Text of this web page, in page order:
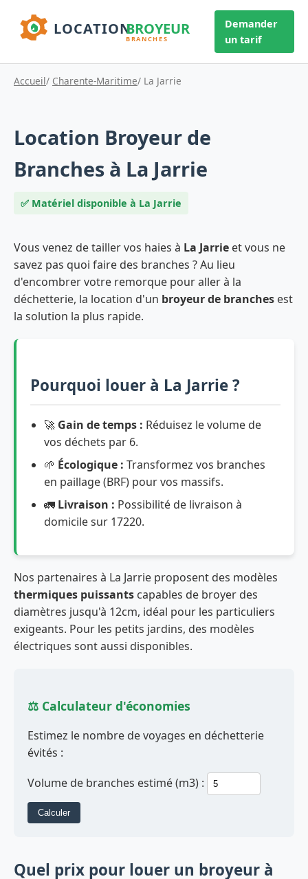
Demander
un tarif
Accueil/ Charente-Maritime/ La Jarrie
Location Broyeur de
Branches à La Jarrie
✅ Matériel disponible à La Jarrie
Vous venez de tailler vos haies à La Jarrie et vous ne
savez pas quoi faire des branches ? Au lieu
d'encombrer votre remorque pour aller à la
déchetterie, la location d'un broyeur de branches est
la solution la plus rapide.
Pourquoi louer à La Jarrie ?
🚀 Gain de temps : Réduisez le volume de
vos déchets par 6.
🌱 Écologique : Transformez vos branches
en paillage (BRF) pour vos massifs.
🚛 Livraison : Possibilité de livraison à
domicile sur 17220.
Nos partenaires à La Jarrie proposent des modèles
thermiques puissants capables de broyer des
diamètres jusqu'à 12cm, idéal pour les particuliers
exigeants. Pour les petits jardins, des modèles
électriques sont aussi disponibles.
⚖️ Calculateur d'économies
Estimez le nombre de voyages en déchetterie
évités :
Volume de branches estimé (m3) :
Calculer
Quel prix pour louer un broyeur à